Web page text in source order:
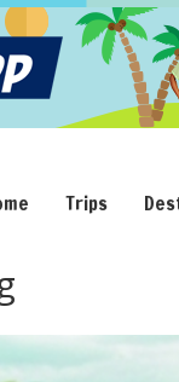
Trips